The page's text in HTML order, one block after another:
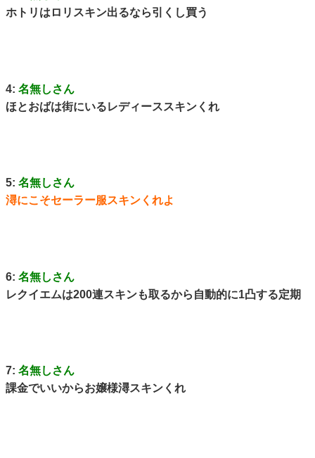
ホトリはロリスキン出るなら引くし買う
4: 名無しさん
ほとおばは街にいるレディーススキンくれ
5: 名無しさん
潯にこそセーラー服スキンくれよ
6: 名無しさん
レクイエムは200連スキンも取るから自動的に1凸する定期
7: 名無しさん
課金でいいからお嬢様潯スキンくれ